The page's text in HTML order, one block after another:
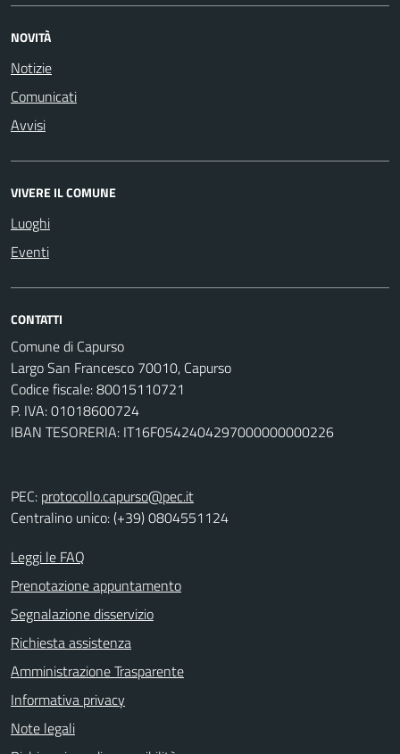
NOVITÀ
Notizie
Comunicati
Avvisi
VIVERE IL COMUNE
Luoghi
Eventi
CONTATTI
Comune di Capurso
Largo San Francesco 70010, Capurso
Codice fiscale: 80015110721
P. IVA: 01018600724
IBAN TESORERIA: IT16F0542404297000000000226
PEC: protocollo.capurso@pec.it
Centralino unico: (+39) 0804551124
Leggi le FAQ
Prenotazione appuntamento
Segnalazione disservizio
Richiesta assistenza
Amministrazione Trasparente
Informativa privacy
Note legali